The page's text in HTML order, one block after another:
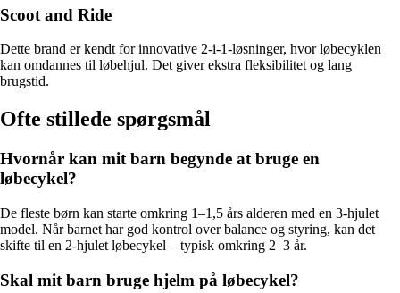
Scoot and Ride
Dette brand er kendt for innovative 2-i-1-løsninger, hvor løbecyklen
kan omdannes til løbehjul. Det giver ekstra fleksibilitet og lang
brugstid.
Ofte stillede spørgsmål
Hvornår kan mit barn begynde at bruge en
løbecykel?
De fleste børn kan starte omkring 1–1,5 års alderen med en 3-hjulet
model. Når barnet har god kontrol over balance og styring, kan det
skifte til en 2-hjulet løbecykel – typisk omkring 2–3 år.
Skal mit barn bruge hjelm på løbecykel?